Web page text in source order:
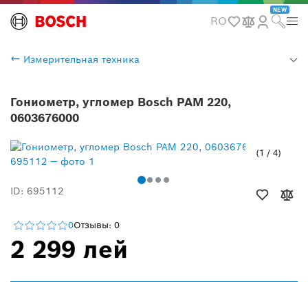
RO
NEW
Измерительная техника
Гониометр, угломер Bosch PAM 220,
0603676000
1 / 4
ID: 695112
0Отзывы: 0
2 299 лей